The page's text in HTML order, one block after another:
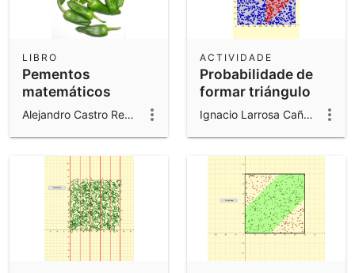
Pementos
matemáticos
LIBRO
Alejandro Castro Redondo
Probabilidade de
formar triángulo
con 3 trozos dun
segmento
ACTIVIDADE
Ignacio Larrosa Cañestro